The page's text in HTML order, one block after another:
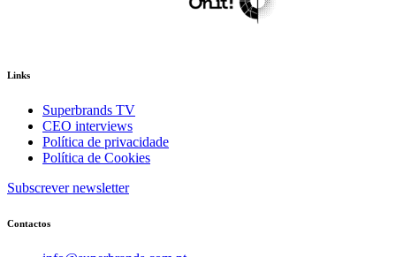
Links
Superbrands TV
CEO interviews
Política de privacidade
Política de Cookies
Subscrever newsletter
Contactos